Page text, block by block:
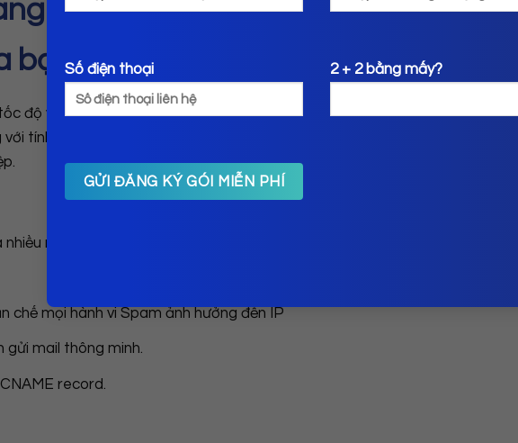
Số điện thoại 2 + 2 bằng mấy?
lại sự an tâm tuyệt đối cho hành
bạn
độ với hiệu suất cao, độ tin cậy và bảo mật tối ưu. Việc sử dụng Linux,
tính ổn định và khả năng tùy chỉnh cao, giúp tạo ra một môi trường lý
ngôn ngữ khác
chế mọi hành vi Spam ảnh hưởng đến IP
mail thông minh.
record.